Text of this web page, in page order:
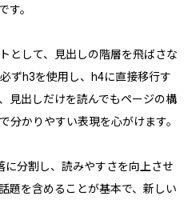
す。
として、見出しの階層を飛ばさな
ずh3を使用し、h4に直接移行す
見出しだけを読んでもページの構
分かりやすい表現を心がけます。
分割し、読みやすさを向上させ
題を含めることが基本で、新しい